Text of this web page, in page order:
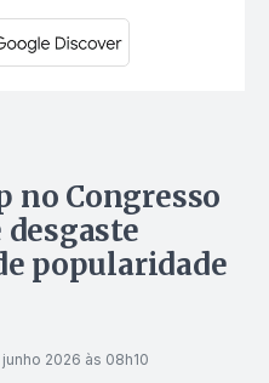
no Congresso
popularidade
junho 2026 às 08h10